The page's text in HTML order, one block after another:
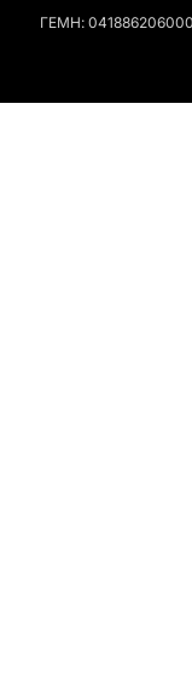
ΓΕΜΗ: